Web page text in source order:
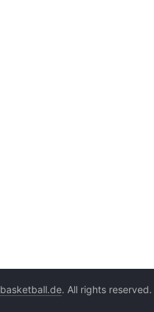
basketball.de. All rights reserved.